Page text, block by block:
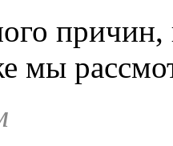
мы